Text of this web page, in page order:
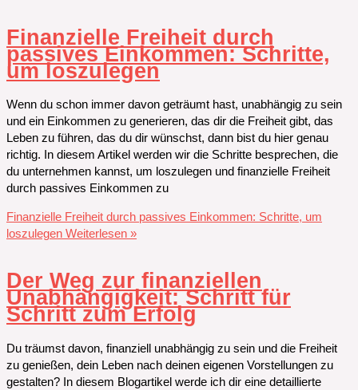
Finanzielle Freiheit durch
passives Einkommen: Schritte,
um loszulegen
Wenn du schon immer davon geträumt hast, unabhängig zu sein
und ein Einkommen zu generieren, das dir die Freiheit gibt, das
Leben zu führen, das du dir wünschst, dann bist du hier genau
richtig. In diesem Artikel werden wir die Schritte besprechen, die
du unternehmen kannst, um loszulegen und finanzielle Freiheit
durch passives Einkommen zu
Finanzielle Freiheit durch passives Einkommen: Schritte, um
loszulegen Weiterlesen »
Der Weg zur finanziellen
Unabhängigkeit: Schritt für
Schritt zum Erfolg
Du träumst davon, finanziell unabhängig zu sein und die Freiheit
zu genießen, dein Leben nach deinen eigenen Vorstellungen zu
gestalten? In diesem Blogartikel werde ich dir eine detaillierte